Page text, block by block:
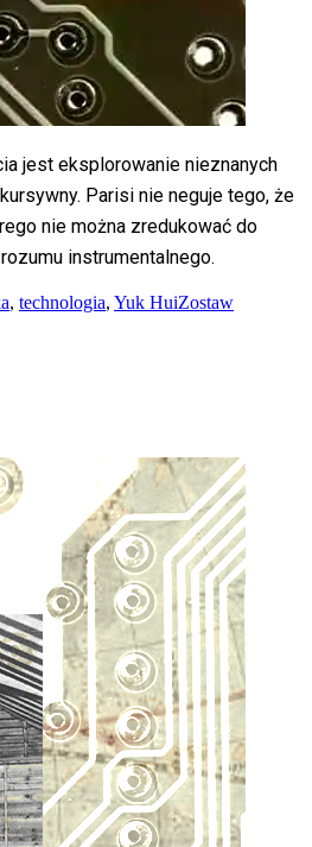
jest eksplorowanie nieznanych
Parisi nie neguje tego, że
nie można zredukować do
instrumentalnego.
, technologia, Yuk HuiZostaw